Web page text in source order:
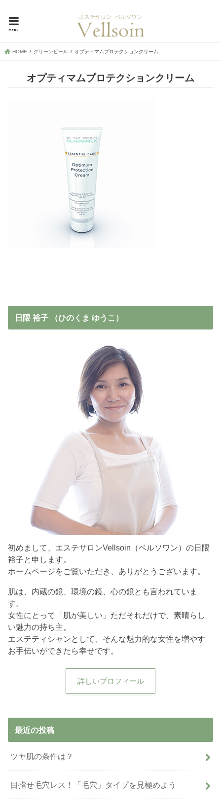
menu
HOME グリーンピール オプティマムプロテクションクリーム
オプティマムプロテクションクリーム
日隈 裕子 （ひのくま ゆうこ）
初めまして、エステサロンVellsoin（ベルソワン）の日隈
裕子と申します。
ホームページをご覧いただき、ありがとうございます。
肌は、内蔵の鏡、環境の鏡、心の鏡とも言われていま
す。
女性にとって「肌が美しい」ただそれだけで、素晴らし
い魅力の持ち主。
エステティシャンとして、そんな魅力的な女性を増やす
お手伝いができたら幸せです。
詳しいプロフィール
最近の投稿
ツヤ肌の条件は？
目指せ毛穴レス！「毛穴」タイプを見極めよう